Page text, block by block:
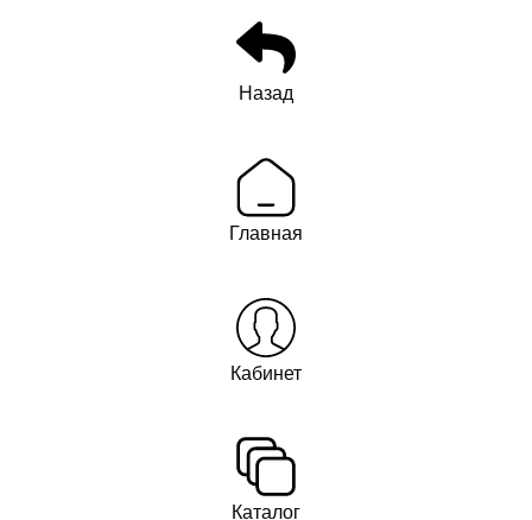
Назад
Главная
Кабинет
Каталог